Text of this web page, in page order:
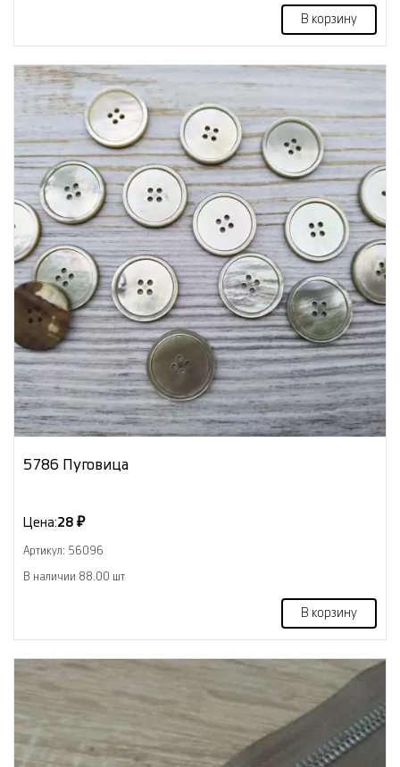
В корзину
5786 Пуговица
Цена:28 ₽
Артикул: 56096
В наличии 88.00 шт
В корзину